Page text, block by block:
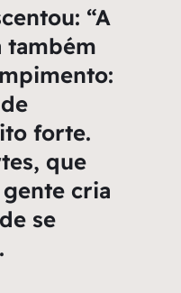
“A
também
forte.
que
cria
se